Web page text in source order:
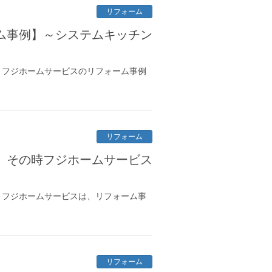
リフォーム
事例】～システムキッチン
ジホームサービスのリフォーム事例
リフォーム
の時フジホームサービス
ジホームサービスは、リフォーム事
リフォーム